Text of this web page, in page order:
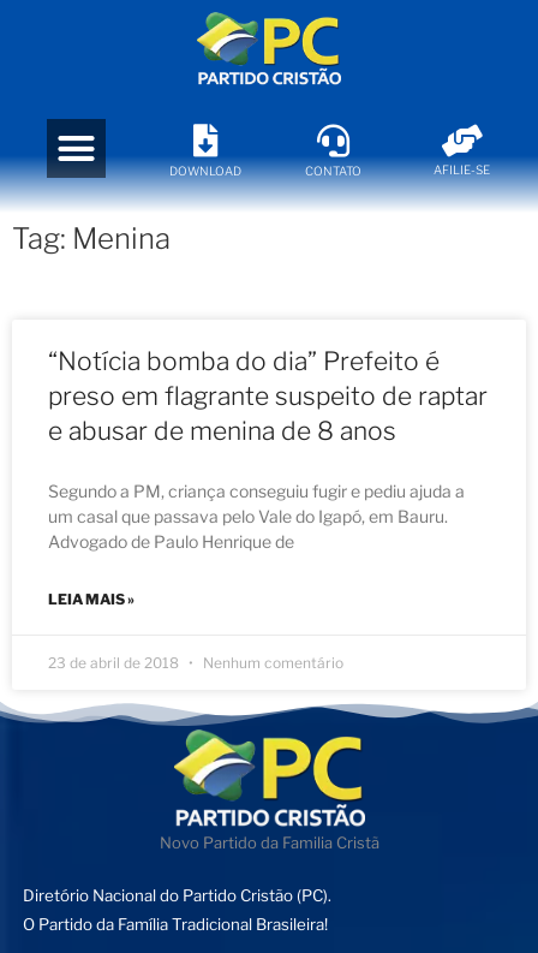
DOWNLOAD CONTATO AFILIE-SE
Tag: Menina
“Notícia bomba do dia” Prefeito é
preso em flagrante suspeito de raptar
e abusar de menina de 8 anos
Segundo a PM, criança conseguiu fugir e pediu ajuda a
um casal que passava pelo Vale do Igapó, em Bauru.
Advogado de Paulo Henrique de
LEIA MAIS »
23 de abril de 2018 Nenhum comentário
Novo Partido da Familia Cristã
Diretório Nacional do Partido Cristão (PC).
O Partido da Família Tradicional Brasileira!